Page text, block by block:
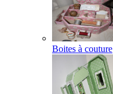
Boites à couture